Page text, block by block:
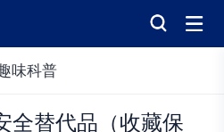
味科普
全替代品（收藏保